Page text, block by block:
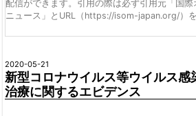
配信ができます。引用の際は必ず引用元「国
ニュース」とURL（https://isom-japan.org/）を
2020-05-21
新型コロナウイルス等ウイルス感
治療に関するエビデンス